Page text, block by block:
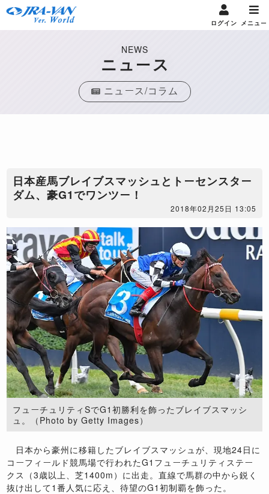
ログイン メニュー
NEWS
ニュース
ニュース/コラム
日本産馬ブレイブスマッシュとトーセンスター
ダム、豪G1でワンツー！
2018年02月25日 13:05
フューチュリティSでG1初勝利を飾ったブレイブスマッシ
ュ。（Photo by Getty Images）
日本から豪州に移籍したブレイブスマッシュが、現地24日に
コーフィールド競馬場で行われたG1フューチュリティステー
クス（3歳以上、芝1400m）に出走。直線で馬群の中から鋭く
抜け出して1番人気に応え、待望のG1初制覇を飾った。